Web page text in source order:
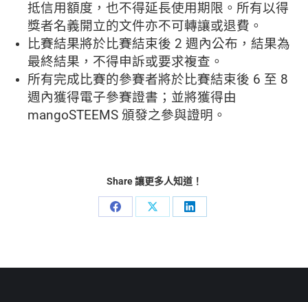
抵信用額度，也不得延長使用期限。所有以得
獎者名義開立的文件亦不可轉讓或退費。
比賽結果將於比賽結束後 2 週內公布，結果為
最終結果，不得申訴或要求複查。
所有完成比賽的參賽者將於比賽結束後 6 至 8
週內獲得電子參賽證書；並將獲得由
mangoSTEEMS 頒發之參與證明。
Share 讓更多人知道！
Share
Share
Share